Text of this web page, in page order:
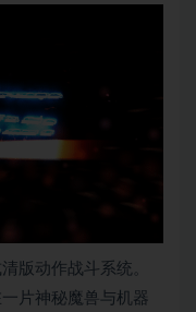
版动作战斗系统。
片神秘魔兽与机器